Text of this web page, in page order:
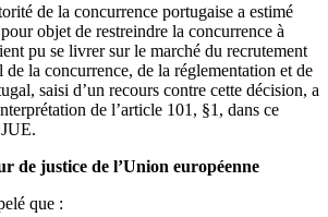
de la concurrence portugaise a estimé
objet de restreindre la concurrence à
pu se livrer sur le marché du recrutement
la concurrence, de la réglementation et de
saisi d’un recours contre cette décision, a
de l’article 101, §1, dans ce
de justice de l’Union européenne
que :